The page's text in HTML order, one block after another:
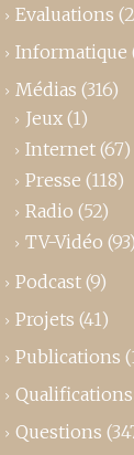
Evaluations
Informatique
Médias (316)
Jeux (1)
Internet (67)
Presse (118)
Radio (52)
TV-Vidéo (93)
Podcast (9)
Projets (41)
Publications
Qualifications
Questions